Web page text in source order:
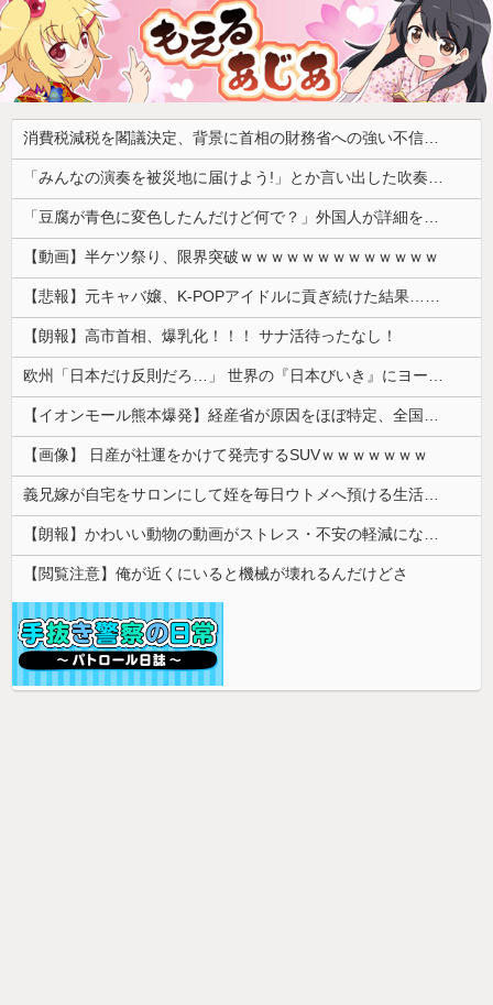
消費税減税を閣議決定、背景に首相の財務省への強い不信と人事介入の示唆 歴代政権に増税を主導してきた財務省、高市内閣に完全敗北
「みんなの演奏を被災地に届けよう!」とか言い出した吹奏楽部の顧問、だが泊まる場所やご飯は現地のお寺とかホテルとか……
「豆腐が青色に変色したんだけど何で？」外国人が詳細を知りたがった日本のモノ特集
【動画】半ケツ祭り、限界突破ｗｗｗｗｗｗｗｗｗｗｗｗｗ
【悲報】元キャバ嬢、K-POPアイドルに貢ぎ続けた結果……
【朗報】高市首相、爆乳化！！！ サナ活待ったなし！
欧州「日本だけ反則だろ…」 世界の『日本びいき』にヨーロッパ全土から不満の声
【イオンモール熊本爆発】経産省が原因をほぼ特定、全国の大規模施設でガス供給設備の点検要請にまで発展する事態に・・・
【画像】 日産が社運をかけて発売するSUVｗｗｗｗｗｗｗ
義兄嫁が自宅をサロンにして姪を毎日ウトメへ預ける生活に。数年後、そのツケが一気に回ってきて…
【朗報】かわいい動物の動画がストレス・不安の軽減になる可能性。英大学の研究で実証
【閲覧注意】俺が近くにいると機械が壊れるんだけどさ